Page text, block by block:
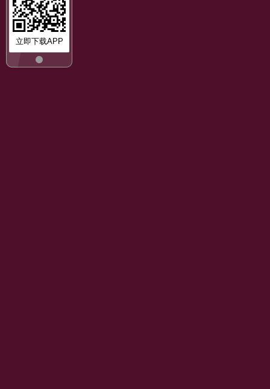
立即下载APP